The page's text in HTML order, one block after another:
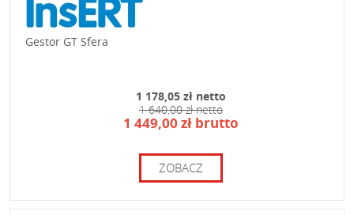
Gestor GT Sfera
1 178,05 zł netto
1 640,00 zł netto
1 449,00 zł brutto
ZOBACZ